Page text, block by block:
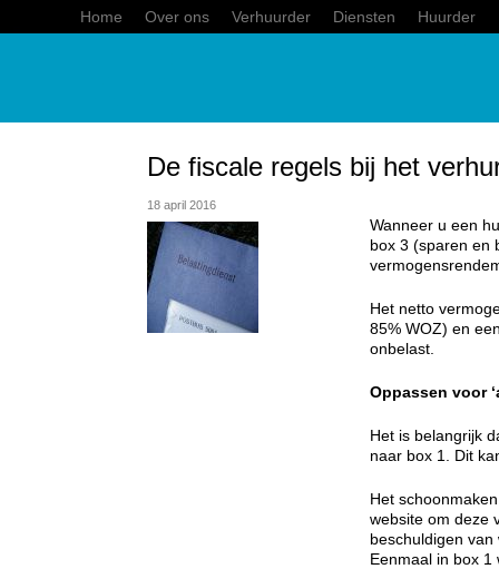
Home Over ons Verhuurder Diensten Huurder
De fiscale regels bij het
18 april 2016
Wanneer u een
box 3 (sparen en
Het netto
85% WOZ) en
onbelast.
Oppassen voor
Het is belangrijk
naar box 1. Dit
Het
website om deze
beschuldigen
Eenmaal in box